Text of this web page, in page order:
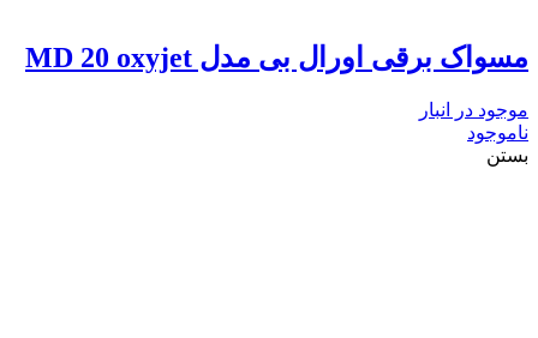
مسواک برقی اورال بی مدل MD 20 oxyjet
موجود در انبار
ناموجود
بستن